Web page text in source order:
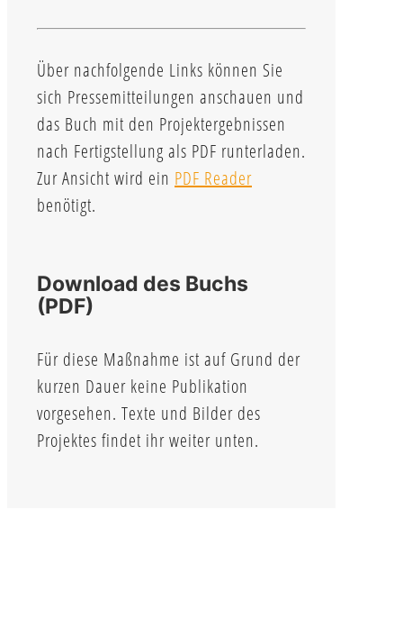
Über nachfolgende Links können Sie
sich Pressemitteilungen anschauen und
das Buch mit den Projektergebnissen
nach Fertigstellung als PDF runterladen.
Zur Ansicht wird ein PDF Reader
benötigt.
Download des Buchs
(PDF)
Für diese Maßnahme ist auf Grund der
kurzen Dauer keine Publikation
vorgesehen. Texte und Bilder des
Projektes findet ihr weiter unten.